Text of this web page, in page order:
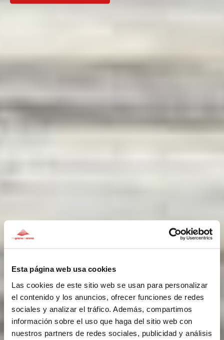
Esta página web usa cookies
Las cookies de este sitio web se usan para personalizar
el contenido y los anuncios, ofrecer funciones de redes
sociales y analizar el tráfico. Además, compartimos
información sobre el uso que haga del sitio web con
nuestros partners de redes sociales, publicidad y análisis